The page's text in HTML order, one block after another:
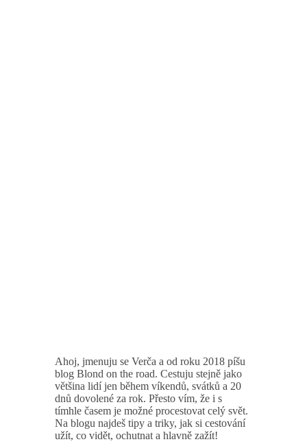
Ahoj, jmenuju se Verča a od roku 2018 píšu
blog Blond on the road. Cestuju stejně jako
většina lidí jen během víkendů, svátků a 20
dnů dovolené za rok. Přesto vím, že i s
tímhle časem je možné procestovat celý svět.
Na blogu najdeš tipy a triky, jak si cestování
užít, co vidět, ochutnat a hlavně zažít!